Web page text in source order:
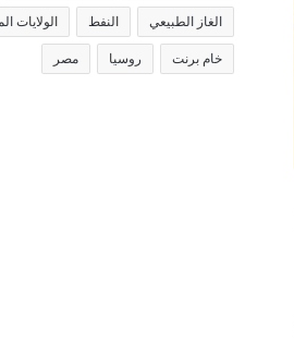
الغاز الطبيعي النفط الولايات
خام برنت روسيا مصر